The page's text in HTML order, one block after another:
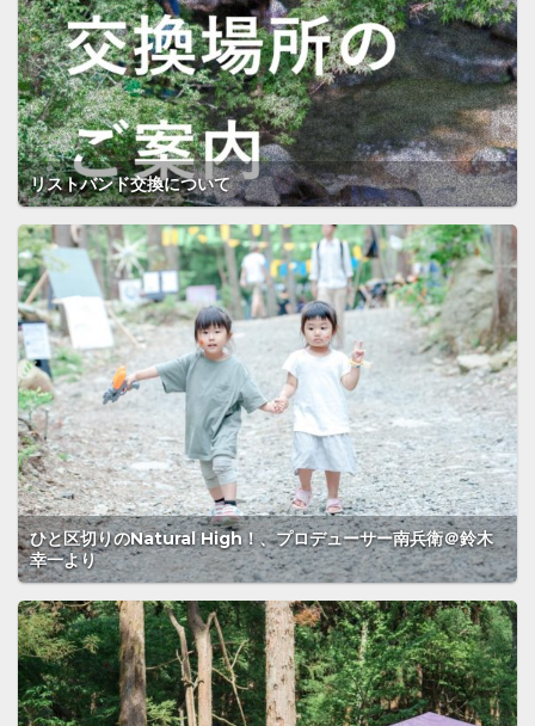
リストバンド交換について
ひと区切りのNatural High！、プロデューサー南兵衛＠鈴木
幸一より